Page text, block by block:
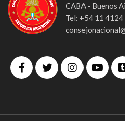
CABA - Buenos
Tel: +54 11